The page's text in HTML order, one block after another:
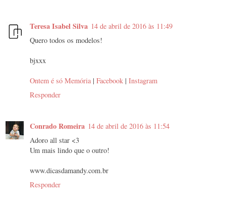
Teresa Isabel Silva 14 de abril de 2016 às 11:49
Quero todos os modelos!
bjxxx
Ontem é só Memória | Facebook | Instagram
Responder
Conrado Romeira 14 de abril de 2016 às 11:54
Adoro all star <3
Um mais lindo que o outro!
www.dicasdamandy.com.br
Responder